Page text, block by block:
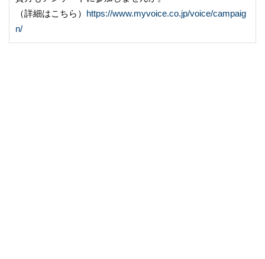
（詳細はこちら） https://www.myvoice.co.jp/voice/campaig
n/